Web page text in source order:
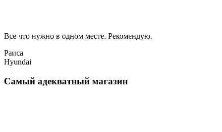
Все что нужно в одном месте. Рекомендую.
Раиса
Hyundai
Самый адекватный магазин